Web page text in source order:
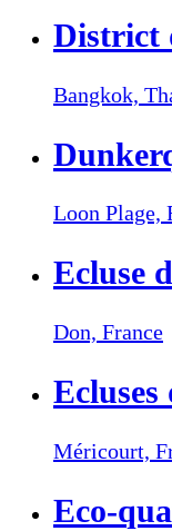
District
Bangkok,
Loon Plage,
Ecluse
Don, France
Méricourt,
Eco-